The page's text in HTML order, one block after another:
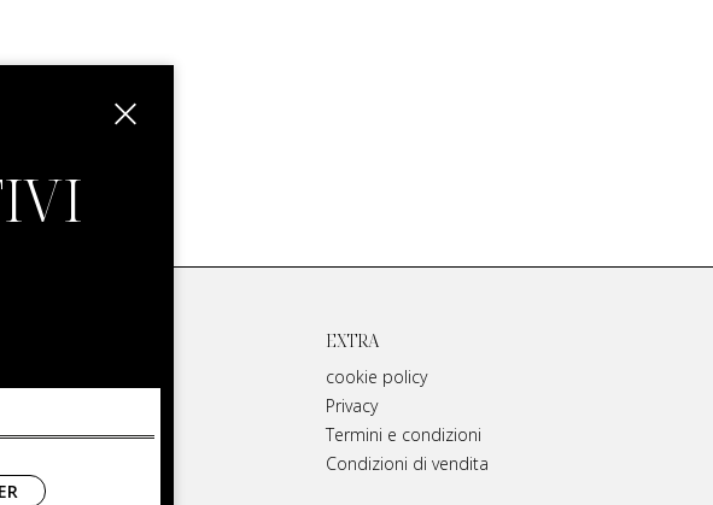
EXTRA
cookie policy
Privacy
Termini e condizioni
Condizioni di vendita